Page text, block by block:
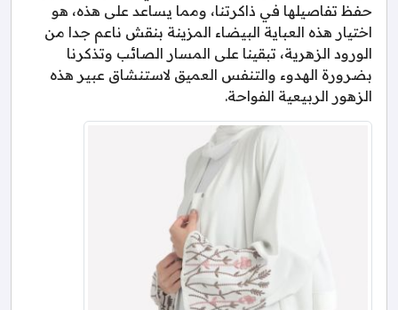
حفظ تفاصيلها في ذاكرتنا، ومما يساعد على هذه، هو
اختيار هذه العباية البيضاء المزينة بنقش ناعم جدا من
الورود الزهرية، تبقينا على المسار الصائب وتذكرنا
بضرورة الهدوء والتنفس العميق لاستنشاق عبير هذه
الزهور الربيعية الفواحة.